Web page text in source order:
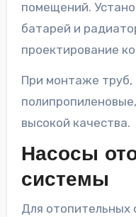
помещений.
батарей и
проектирование
При монтаже
высокой качества.
Насосы
системы
Для отопительных